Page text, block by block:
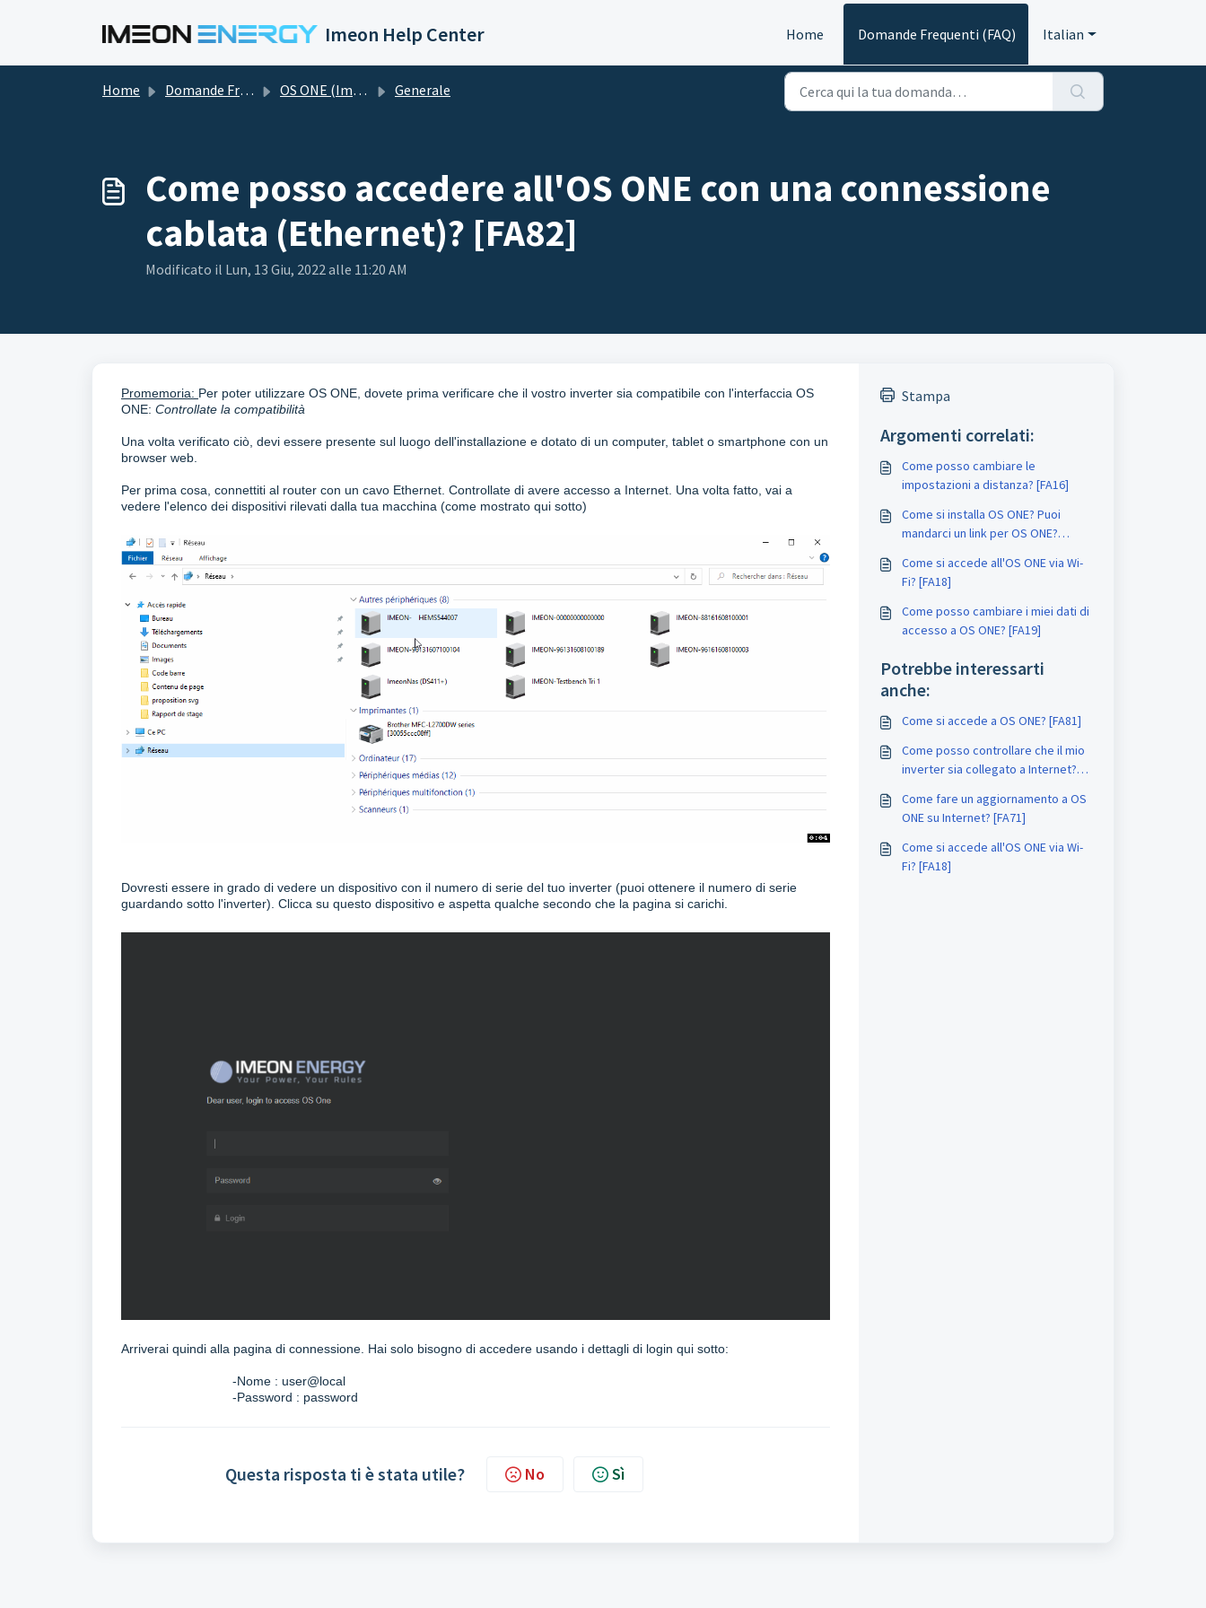
Imeon Help Center Home Domande Frequenti (FAQ) Italian
Home Domande Frequenti (FAQ) OS ONE (Impostazione) Generale
Come posso accedere all'OS ONE con una connessione
cablata (Ethernet)? [FA82]
Modificato il Lun, 13 Giu, 2022 alle 11:20 AM
Promemoria: Per poter utilizzare OS ONE, dovete prima verificare che il vostro inverter sia compatibile con l'interfaccia OS
ONE: Controllate la compatibilità
Una volta verificato ciò, devi essere presente sul luogo dell'installazione e dotato di un computer, tablet o smartphone con un
browser web.
Per prima cosa, connettiti al router con un cavo Ethernet. Controllate di avere accesso a Internet. Una volta fatto, vai a
vedere l'elenco dei dispositivi rilevati dalla tua macchina (come mostrato qui sotto)
Dovresti essere in grado di vedere un dispositivo con il numero di serie del tuo inverter (puoi ottenere il numero di serie
guardando sotto l'inverter). Clicca su questo dispositivo e aspetta qualche secondo che la pagina si carichi.
Arriverai quindi alla pagina di connessione. Hai solo bisogno di accedere usando i dettagli di login qui sotto:
-Nome : user@local
-Password : password
Questa risposta ti è stata utile? No Sì
Stampa
Argomenti correlati:
Come posso cambiare le
impostazioni a distanza? [FA16]
Come si installa OS ONE? Puoi
mandarci un link per OS ONE?
Come si accede all'OS ONE via Wi-
Fi? [FA18]
Come posso cambiare i miei dati di
accesso a OS ONE? [FA19]
Potrebbe interessarti
anche:
Come si accede a OS ONE? [FA81]
Come posso controllare che il mio
inverter sia collegato a Internet?
Come fare un aggiornamento a OS
ONE su Internet? [FA71]
Come si accede all'OS ONE via Wi-
Fi? [FA18]